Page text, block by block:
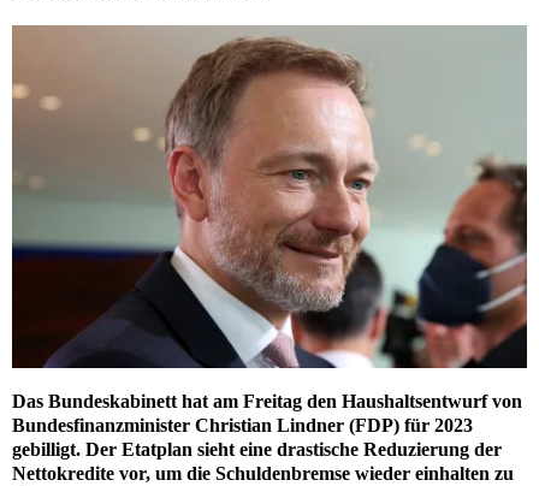
Das Bundeskabinett hat am Freitag den Haushaltsentwurf von
Bundesfinanzminister Christian Lindner (FDP) für 2023
gebilligt. Der Etatplan sieht eine drastische Reduzierung der
Nettokredite vor, um die Schuldenbremse wieder einhalten zu